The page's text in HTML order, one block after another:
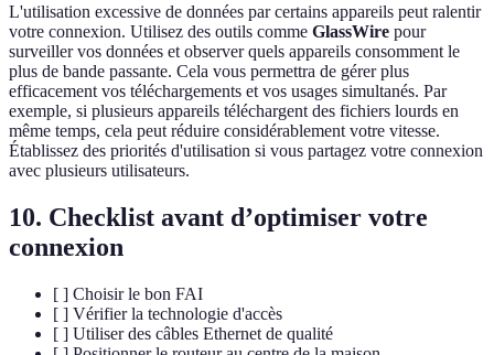
L'utilisation excessive de données par certains appareils peut ralentir
votre connexion. Utilisez des outils comme GlassWire pour
surveiller vos données et observer quels appareils consomment le
plus de bande passante. Cela vous permettra de gérer plus
efficacement vos téléchargements et vos usages simultanés. Par
exemple, si plusieurs appareils téléchargent des fichiers lourds en
même temps, cela peut réduire considérablement votre vitesse.
Établissez des priorités d'utilisation si vous partagez votre connexion
avec plusieurs utilisateurs.
10. Checklist avant d’optimiser votre
connexion
[ ] Choisir le bon FAI
[ ] Vérifier la technologie d'accès
[ ] Utiliser des câbles Ethernet de qualité